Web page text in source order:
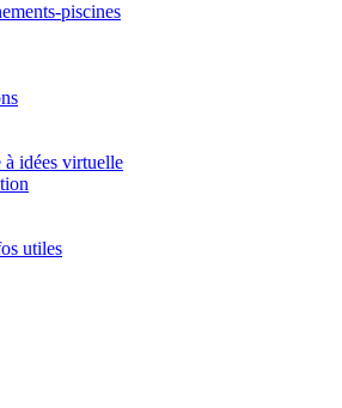
piscines
idées virtuelle
utiles